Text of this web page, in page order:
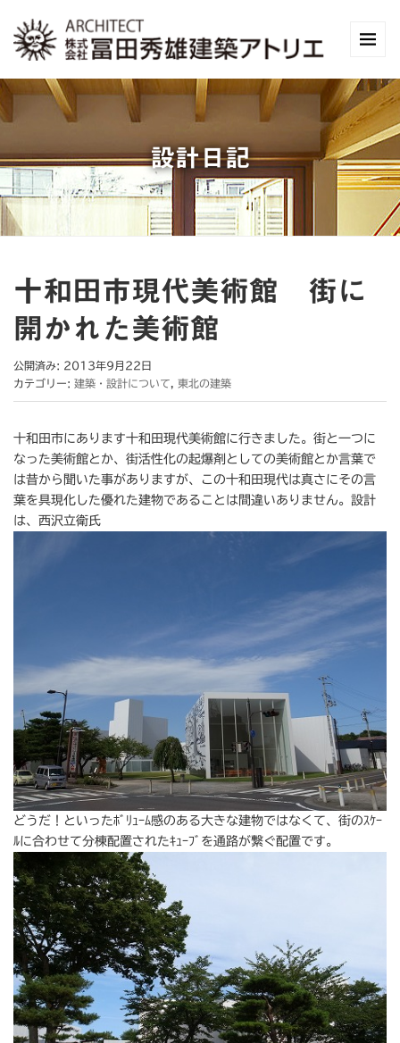
設計日記
十和田市現代美術館 街に
開かれた美術館
公開済み: 2013年9月22日
カテゴリー: 建築・設計について 東北の建築
十和田市にあります十和田現代美術館に行きました。街と一つに
なった美術館とか、街活性化の起爆剤としての美術館とか言葉で
は昔から聞いた事がありますが、この十和田現代は真さにその言
葉を具現化した優れた建物であることは間違いありません。設計
は、西沢立衛氏
どうだ！といったﾎﾞﾘｭｰﾑ感のある大きな建物ではなくて、街のｽｹｰ
ﾙに合わせて分棟配置されたｷｭｰﾌﾞを通路が繋ぐ配置です。